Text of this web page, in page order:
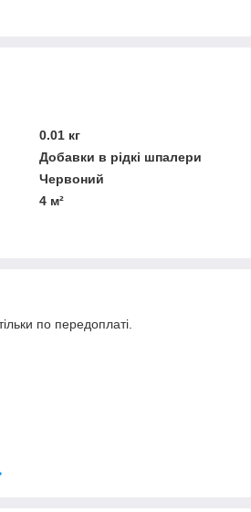
0.01 кг
Добавки в рідкі шпалери
Червоний
4 м²
по передоплаті.